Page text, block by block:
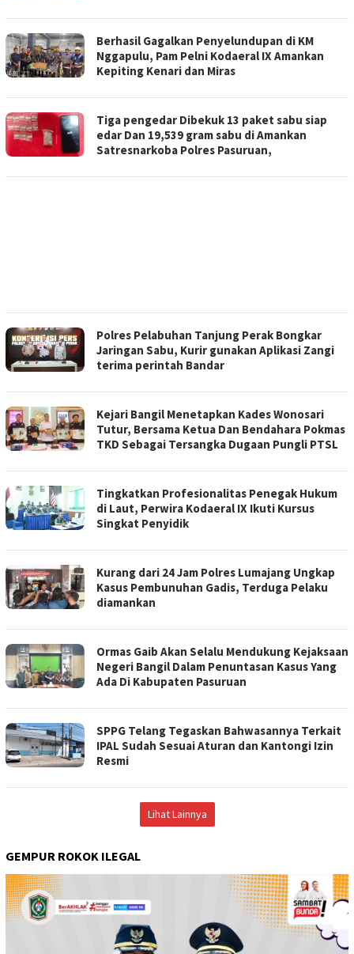
Berhasil Gagalkan Penyelundupan di KM
Nggapulu, Pam Pelni Kodaeral IX Amankan
Kepiting Kenari dan Miras
Tiga pengedar Dibekuk 13 paket sabu siap
edar Dan 19,539 gram sabu di Amankan
Satresnarkoba Polres Pasuruan,
Polres Pelabuhan Tanjung Perak Bongkar
Jaringan Sabu, Kurir gunakan Aplikasi Zangi
terima perintah Bandar
Kejari Bangil Menetapkan Kades Wonosari
Tutur, Bersama Ketua Dan Bendahara Pokmas
TKD Sebagai Tersangka Dugaan Pungli PTSL
Tingkatkan Profesionalitas Penegak Hukum
di Laut, Perwira Kodaeral IX Ikuti Kursus
Singkat Penyidik
Kurang dari 24 Jam Polres Lumajang Ungkap
Kasus Pembunuhan Gadis, Terduga Pelaku
diamankan
Ormas Gaib Akan Selalu Mendukung Kejaksaan
Negeri Bangil Dalam Penuntasan Kasus Yang
Ada Di Kabupaten Pasuruan
SPPG Telang Tegaskan Bahwasannya Terkait
IPAL Sudah Sesuai Aturan dan Kantongi Izin
Resmi
Lihat Lainnya
GEMPUR ROKOK ILEGAL